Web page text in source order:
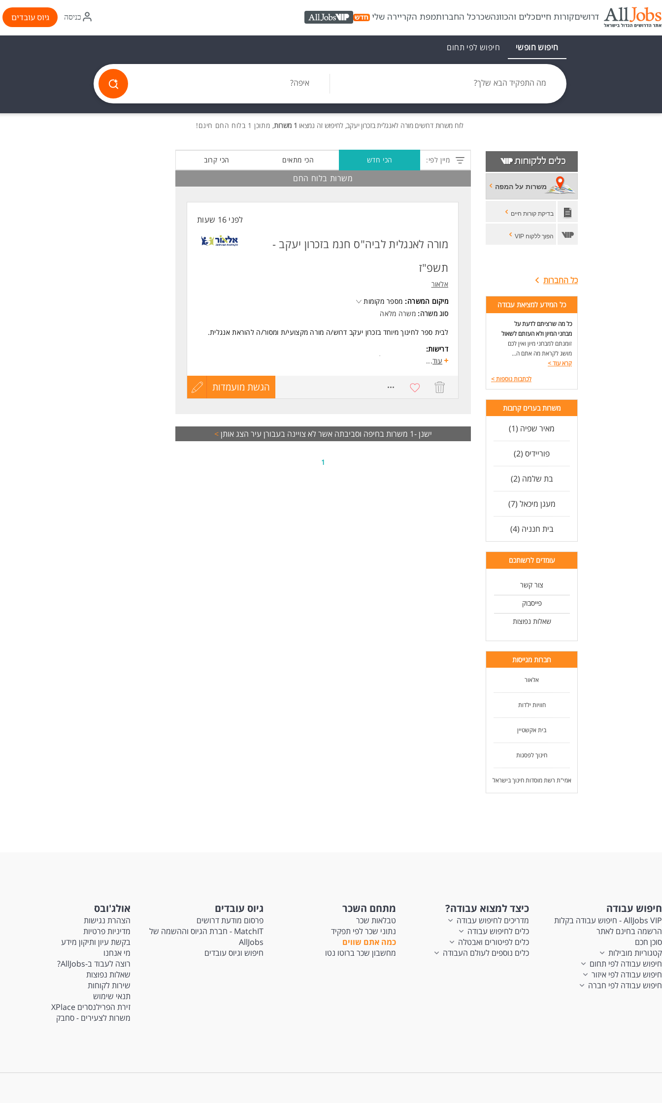
דרושיםקורות חייםכלים והכוונהשכרכל החברותמפת הקריירה שלי AllJobs VIP
איקון
התחברות
כניסה גיוס עובדים
חיפוש חופשי חיפוש לפי תחום
מה התפקיד הבא שלך? איפה?
לוח משרותדרושים מורה לאנגלית בזכרון יעקב, לחיפוש זה נמצאו 1 משרות , מתוכן 1 בלוח החם חינם!
משרות על המפה
בדיקת קורות חיים
הפוך ללקוח VIP
כל החברות
כל המידע למציאת עבודה
כל מה שרציתם לדעת על
מבחני המיון ולא העזתם לשאול
זומנתם למבחני מיון ואין לכם
מושג לקראת מה אתם ה...
קרא עוד>
לכתבות נוספות>
משרות בערים קרובות
מאיר שפיה (1)
פוריידיס (2)
בת שלמה (2)
מעגן מיכאל (7)
בית חנניה (4)
עומדים לרשותכם
צור קשר
פייסבוק
שאלות נפוצות
חברות מגייסות
אלאור
חוויות ילדות
בית אקשטיין
חינוך לפסגות
אמי"ת רשת מוסדות חינוך בישראל
מיין לפי: הכי חדש הכי מתאים הכי קרוב
משרות בלוח החם
לפני 16 שעות
מורה לאנגלית לביה"ס חנמ בזכרון יעקב -
תשפ"ז
אלאור
מיקום המשרה: מספר מקומות
סוג משרה: משרה מלאה
לבית ספר לחינוך מיוחד בזכרון יעקב דרוש/ה מורה מקצועי/ת ומסור/ה להוראת אנגלית.
דרישות:
תואר ראשון בחינוך/אנגלית
תעודת הוראה
ניסיון בהוראת אנגלית - יתרון המשרה מיועדת לנשים ולגברים כאחד.
לעוד משרות ומידע על אלאור >
עוד...
הגשת מועמדות
עדכון
ישנן -1 משרות בחיפה וסביבתה אשר לא צויינה בעבורן עיר הצג אותן>
1
חיפוש עבודה
AllJobs VIP - חיפוש עבודה בקלות
הרשמה בחינם לאתר
סוכן חכם
קטגוריות מובילות
חיפוש עבודה לפי תחום
חיפוש עבודה לפי איזור
חיפוש עבודה לפי חברה
כיצד למצוא עבודה?
מדריכים לחיפוש עבודה
כלים לחיפוש עבודה
כלים לפיטורים ואבטלה
כלים נוספים לעולם העבודה
מתחם השכר
טבלאות שכר
נתוני שכר לפי תפקיד
כמה אתם שווים
מחשבון שכר ברוטו נטו
גיוס עובדים
פרסום מודעת דרושים
MatchIT - חברת הגיוס וההשמה של
AllJobs
חיפוש וגיוס עובדים
אולג'ובס
הצהרת נגישות
מדיניות פרטיות
בקשת עיון ותיקון מידע
מי אנחנו
רוצה לעבוד ב-AllJobs?
שאלות נפוצות
שירות לקוחות
תנאי שימוש
זירת הפרילנסרים XPlace
משרות לצעירים - סחבק